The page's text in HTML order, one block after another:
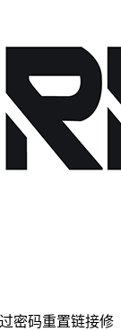
密码重置链接修